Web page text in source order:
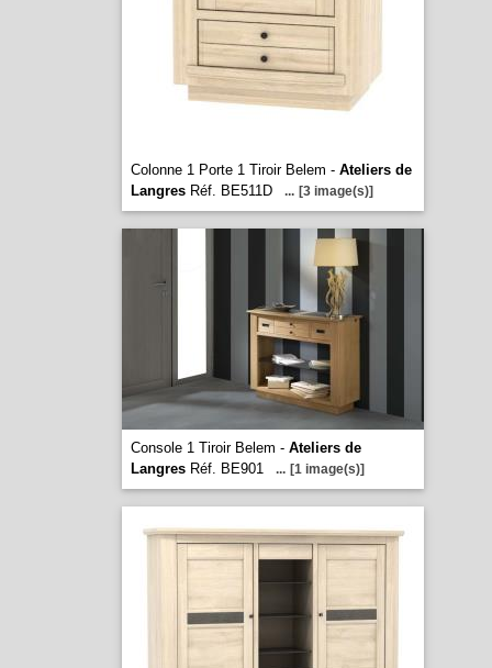
Colonne 1 Porte 1 Tiroir Belem - Ateliers de
LangresRéf. BE511D ... [3 image(s)]
Console 1 Tiroir Belem - Ateliers de
LangresRéf. BE901 ... [1 image(s)]